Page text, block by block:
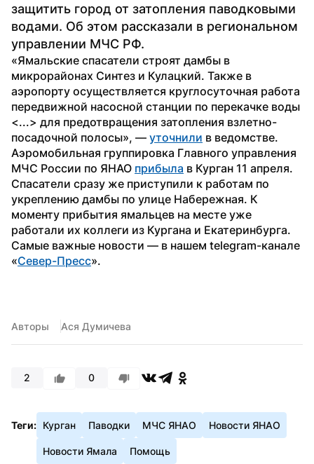
защитить город от затопления паводковыми
водами. Об этом рассказали в региональном
управлении МЧС РФ.
«Ямальские спасатели строят дамбы в
микрорайонах Синтез и Кулацкий. Также в
аэропорту осуществляется круглосуточная работа
передвижной насосной станции по перекачке воды
<...> для предотвращения затопления взлетно-
посадочной полосы», — уточнили в ведомстве.
Аэромобильная группировка Главного управления
МЧС России по ЯНАО прибыла в Курган 11 апреля.
Спасатели сразу же приступили к работам по
укреплению дамбы по улице Набережная. К
моменту прибытия ямальцев на месте уже
работали их коллеги из Кургана и Екатеринбурга.
Самые важные новости — в нашем telegram-канале
«Север-Пресс».
Авторы Ася Думичева
2 0
Теги: Курган Паводки МЧС ЯНАО Новости ЯНАО
Новости Ямала Помощь